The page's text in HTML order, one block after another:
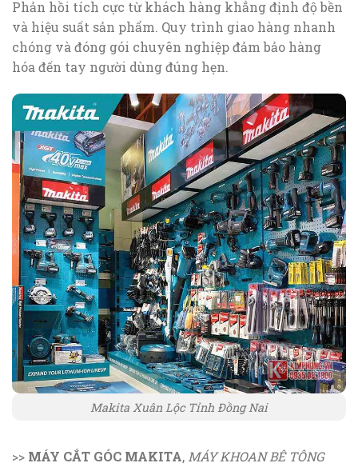
Phản hồi tích cực từ khách hàng khẳng định độ bền
và hiệu suất sản phẩm. Quy trình giao hàng nhanh
chóng và đóng gói chuyên nghiệp đảm bảo hàng
hóa đến tay người dùng đúng hẹn.
Makita Xuân Lộc Tỉnh Đồng Nai
>> MÁY CẮT GÓC MAKITA, MÁY KHOAN BÊ TÔNG